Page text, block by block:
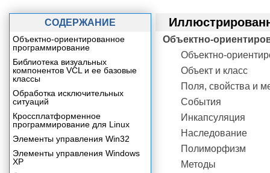
Объектно-
Объектно-
Объект и класс
Поля, свойства и
События
Инкапсуляция
Наследование
Полиморфизм
Методы
СОДЕРЖАНИЕ
Объектно-ориентированное
программирование
Библиотека визуальных
компонентов VCL и ее базовые
классы
Обработка исключительных
ситуаций
Кроссплатформенное
программирование для Linux
Элементы управления Win32
Элементы управления Windows
XP